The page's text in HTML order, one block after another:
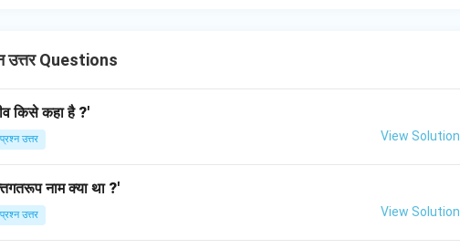
उत्तर Questions
किसे कहा है ?'
प्रश्न उत्तर View Solution
नाम क्या था ?'
प्रश्न उत्तर View Solution